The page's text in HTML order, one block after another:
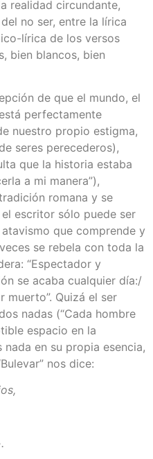
realidad circundante,
no ser, entre la lírica
lírica de los versos
bien blancos, bien
de que el mundo, el
perfectamente
nuestro propio estigma,
seres perecederos),
que la historia estaba
a mi manera”),
romana y se
escritor sólo puede ser
que comprende y
se rebela con toda la
“Espectador y
se acaba cualquier día:/
muerto”. Quizá el ser
nadas (“Cada hombre
espacio en la
en su propia esencia,
nos dice: